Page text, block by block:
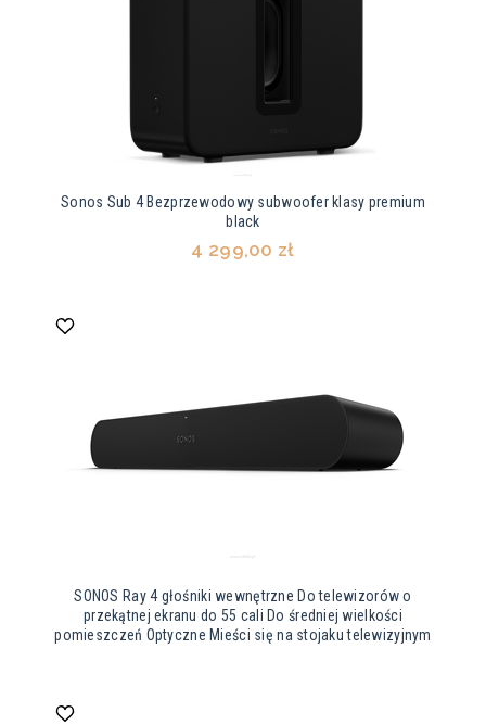
Sonos Sub 4 Bezprzewodowy subwoofer klasy premium
black
4 299,00 zł
SONOS Ray 4 głośniki wewnętrzne Do telewizorów o
przekątnej ekranu do 55 cali Do średniej wielkości
pomieszczeń Optyczne Mieści się na stojaku telewizyjnym